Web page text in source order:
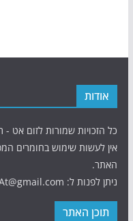
אודות
כל הזכויות שמורות לזום אט -
אין לעשות שימוש בחומרים
האתר.
ניתן לפנות ל: Avihai.ZoomAt@gmail.com
תוכן האתר